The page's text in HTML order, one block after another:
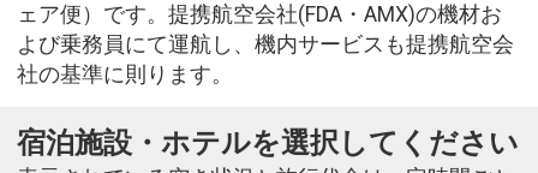
ェア便）です。提携航空会社(FDA・AMX)の機材お
よび乗務員にて運航し、機内サービスも提携航空会
社の基準に則ります。
宿泊施設・ホテルを選択してください